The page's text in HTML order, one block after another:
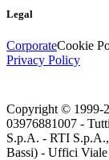
Legal
CorporateCookie
Privacy Policy
Copyright © 1999-
03976881007 -
S.p.A. - RTI S.p.A.,
Bassi) - Uffici